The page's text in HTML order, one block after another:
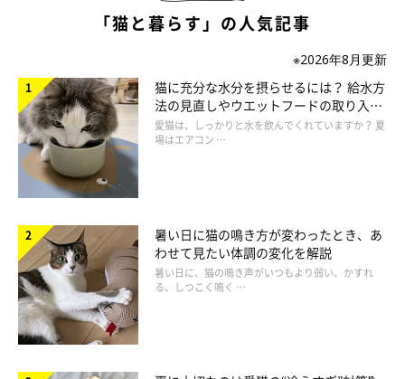
子猫の猫風邪は注意が必要！
「猫と暮らす」の人気記事
※2026年8月更新
猫に充分な水分を摂らせるには？ 給水方
法の見直しやウエットフードの取り入れ
方を解説
愛猫は、しっかりと水を飲んでくれていますか？ 夏
場はエアコン …
暑い日に猫の鳴き方が変わったとき、あ
わせて見たい体調の変化を解説
暑い日に、猫の鳴き声がいつもより弱い、かすれ
る、しつこく鳴く …